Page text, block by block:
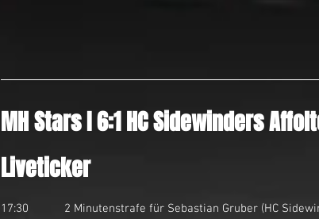
MH Stars I 6:1 HC Sidewinders
Liveticker
17:30		2 Minutenstrafe für Sebastian Gruber (HC